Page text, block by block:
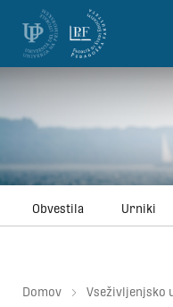
Skoči na vsebino
Obvestila Urniki
Domov Vseživljenjsko